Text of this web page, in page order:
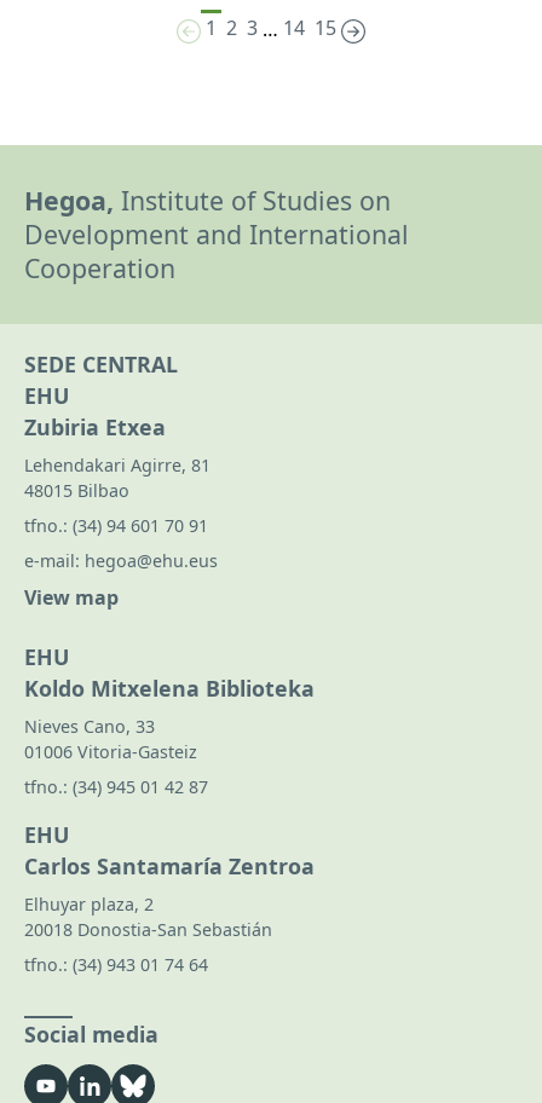
1 2 3 … 14 15
Hegoa, Institute of Studies on
Development and International
Cooperation
SEDE CENTRAL
EHU
Zubiria Etxea
Lehendakari Agirre, 81
48015 Bilbao
tfno.: (34) 94 601 70 91
e-mail: hegoa@ehu.eus
View map
EHU
Koldo Mitxelena Biblioteka
Nieves Cano, 33
01006 Vitoria-Gasteiz
tfno.: (34) 945 01 42 87
EHU
Carlos Santamaría Zentroa
Elhuyar plaza, 2
20018 Donostia-San Sebastián
tfno.: (34) 943 01 74 64
Social media